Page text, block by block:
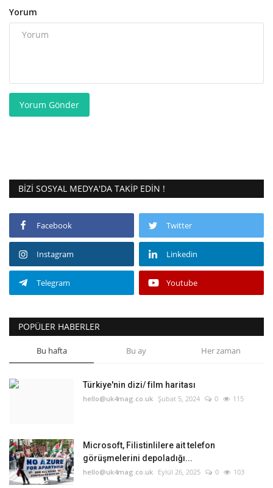
Yorum
Yorum Gönder
BIZI SOSYAL MEDYA'DA TAKIP EDIN !
Facebook Twitter
Instagram Linkedin
Telegram Youtube
POPÜLER HABERLER
Bu hafta Bu ay Her zaman
Türkiye'nin dizi/ film haritası
hello@uk4mag.co.uk Şubat 5, 2024 0 115
Microsoft, Filistinlilere ait telefon
görüşmelerini depoladığı...
hello@uk4mag.co.uk Eylül 26, 2025 0 103